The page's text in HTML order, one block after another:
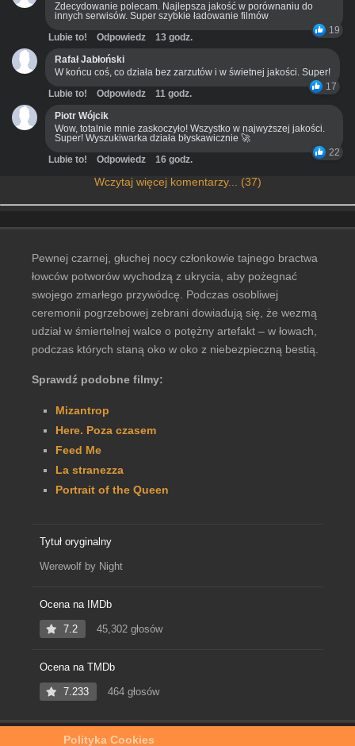
Polityka Cookies
Zdecydowanie polecam. Najlepsza jakość w porównaniu do
innych serwisów. Super szybkie ładowanie filmów
19
Lubie to! Odpowiedz
13 godz.
Rafał Jabłoński
W końcu coś, co działa bez zarzutów i w świetnej jakości. Super!
17
Lubie to! Odpowiedz
11 godz.
Piotr Wójcik
Wow, totalnie mnie zaskoczyło! Wszystko w najwyższej jakości.
Super! Wyszukiwarka działa błyskawicznie 🚀
22
Lubie to! Odpowiedz 16 godz.
Wczytaj więcej komentarzy... (37)
Pewnej czarnej, głuchej nocy członkowie tajnego bractwa
łowców potworów wychodzą z ukrycia, aby pożegnać
swojego zmarłego przywódcę. Podczas osobliwej
ceremonii pogrzebowej zebrani dowiadują się, że wezmą
udział w śmiertelnej walce o potężny artefakt – w łowach,
podczas których staną oko w oko z niebezpieczną bestią.
Sprawdź podobne filmy:
Mizantrop
Here. Poza czasem
Feed Me
La stranezza
Portrait of the Queen
Tytuł oryginalny
Werewolf by Night
Ocena na IMDb
7.2 45,302 głosów
Ocena na TMDb
7.233 464 głosów
Film Online Wilkołak nocą